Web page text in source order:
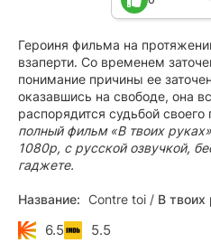
Героиня фильма на
взаперти. Со временем
понимание причины ее
оказавшись на свободе, она
распорядится судьбой своего
полный фильм «В твоих
1080p, с русской озвучкой,
гаджете.
Название: Contre toi / В твоих
6.5 5.5